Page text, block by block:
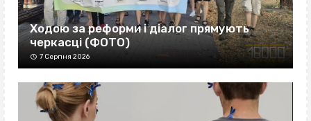
Ходою за реформи і діалог прямують
черкасці (ФОТО)
7 Серпня 2026